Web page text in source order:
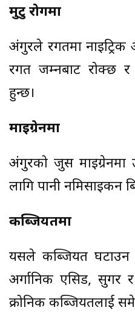
मुटु रोगमा
अंगुरले रगतमा नाइट्रिक
रगत जम्नबाट रोक्छ
हुन्छ।
माइग्रेनमा
अंगुरको जुस माइग्रेनमा
लागि पानी नमिसाइकन
कब्जियतमा
यसले कब्जियत घटाउन
अर्गानिक एसिड,
क्रोनिक कब्जियतलाई